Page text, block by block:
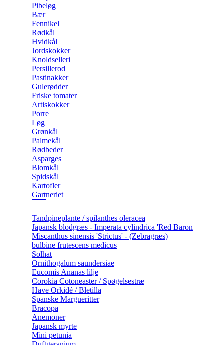
Pibeløg
Bær
Fennikel
Rødkål
Hvidkål
Jordskokker
Knoldselleri
Persillerod
Pastinakker
Gulerødder
Friske tomater
Artiskokker
Porre
Løg
Grønkål
Palmekål
Rødbeder
Asparges
Blomkål
Spidskål
Kartofler
Gartneriet
Tandpineplante / spilanthes oleracea
Japansk blodgræs - Imperata cylindrica 'Red Baron
Miscanthus sinensis 'Strictus' - (Zebragræs)
bulbine frutescens medicus
Solhat
Ornithogalum saundersiae
Eucomis Ananas lilje
Corokia Cotoneaster / Spøgelsestræ
Have Orkidé / Bletilla
Spanske Margueritter
Bracopa
Anemoner
Japansk myrte
Mini petunia